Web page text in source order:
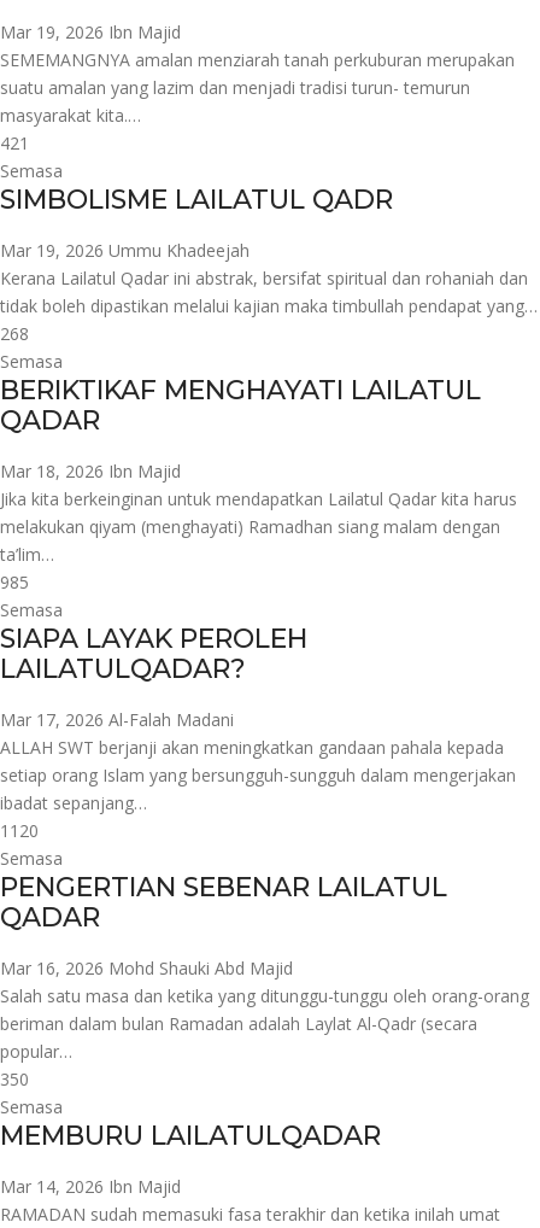
Mar 19, 2026 Ibn Majid
SEMEMANGNYA amalan menziarah tanah perkuburan merupakan
suatu amalan yang lazim dan menjadi tradisi turun- temurun
masyarakat kita.…
421
Semasa
SIMBOLISME LAILATUL QADR
Mar 19, 2026 Ummu Khadeejah
Kerana Lailatul Qadar ini abstrak, bersifat spiritual dan rohaniah dan
tidak boleh dipastikan melalui kajian maka timbullah pendapat yang…
268
Semasa
BERIKTIKAF MENGHAYATI LAILATUL
QADAR
Mar 18, 2026 Ibn Majid
Jika kita berkeinginan untuk mendapatkan Lailatul Qadar kita harus
melakukan qiyam (menghayati) Ramadhan siang malam dengan
ta’lim…
985
Semasa
SIAPA LAYAK PEROLEH
LAILATULQADAR?
Mar 17, 2026 Al-Falah Madani
ALLAH SWT berjanji akan meningkatkan gandaan pahala kepada
setiap orang Islam yang bersungguh-sungguh dalam mengerjakan
ibadat sepanjang…
1120
Semasa
PENGERTIAN SEBENAR LAILATUL
QADAR
Mar 16, 2026 Mohd Shauki Abd Majid
Salah satu masa dan ketika yang ditunggu-tunggu oleh orang-orang
beriman dalam bulan Ramadan adalah Laylat Al-Qadr (secara
popular…
350
Semasa
MEMBURU LAILATULQADAR
Mar 14, 2026 Ibn Majid
RAMADAN sudah memasuki fasa terakhir dan ketika inilah umat